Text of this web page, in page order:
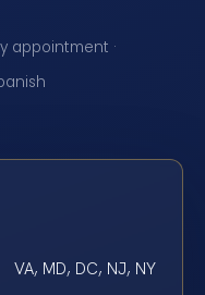
appointment ·
VA, MD, DC, NJ, NY